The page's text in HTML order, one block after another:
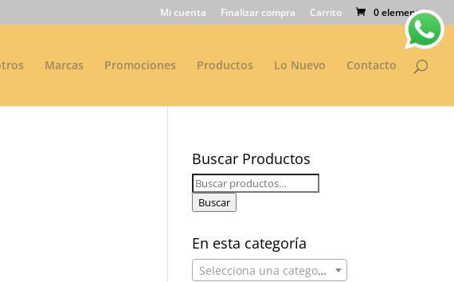
Mi cuenta Finalizar compra Carrito 0 elementos
Marcas Promociones Productos Lo Nuevo Contacto
Buscar Productos
Buscar
por:
Buscar
En esta categoría
Selecciona una categoría